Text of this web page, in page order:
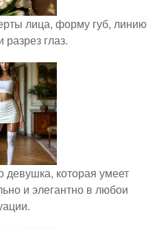
лица, форму губ, линию
разрез глаз.
девушка, которая умеет
и элегантно в любои